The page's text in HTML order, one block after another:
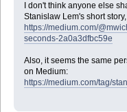
I don't think anyone else
Stanislaw Lem's short
https://medium.com/
seconds-2a0a3dfbc59e
Also, it seems the same
on Medium:
https://medium.com/tag/